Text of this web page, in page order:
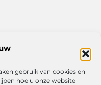
gebruik van cookies en
hoe u onze website